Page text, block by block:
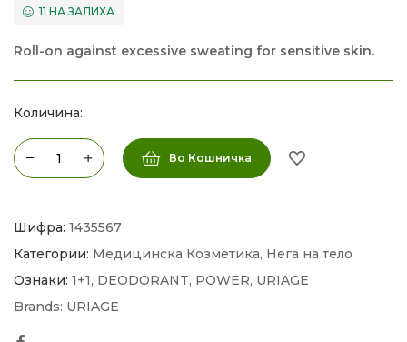
11 НА ЗАЛИХА
Roll-on against excessive sweating for sensitive skin.
Количина:
Во Кошничка
Шифра: 1435567
Категории: Медицинска Козметика, Нега на тело
Ознаки: 1+1, DEODORANT, POWER, URIAGE
Brands: URIAGE